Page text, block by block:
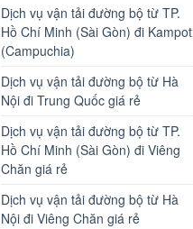
Dịch vụ vận tải đường bộ từ TP.
Hồ Chí Minh (Sài Gòn) đi Kampot
(Campuchia)
Dịch vụ vận tải đường bộ từ Hà
Nội đi Trung Quốc giá rẻ
Dịch vụ vận tải đường bộ từ TP.
Hồ Chí Minh (Sài Gòn) đi Viêng
Chăn giá rẻ
Dịch vụ vận tải đường bộ từ Hà
Nội đi Viêng Chăn giá rẻ